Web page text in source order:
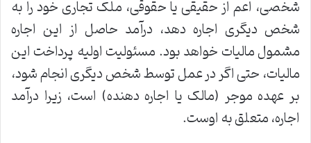
شخصی، اعم از حقیقی یا حقوقی، ملک تجاری خود را به
شخص دیگری اجاره دهد، درآمد حاصل از این اجاره
مشمول مالیات خواهد بود. مسئولیت اولیه پرداخت این
مالیات، حتی اگر در عمل توسط شخص دیگری انجام شود،
بر عهده موجر (مالک یا اجاره دهنده) است، زیرا درآمد
اجاره، متعلق به اوست.